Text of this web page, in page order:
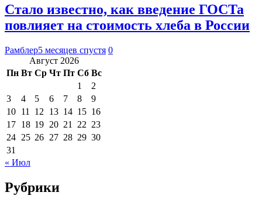
Стало известно, как введение ГОСТа
повлияет на стоимость хлеба в России
Рамблер5 месяцев спустя 0
Август 2026
Пн Вт Ср Чт Пт Сб Вс
1
2
3
4 5 6 7 8
9
10 11 12 13 14 15 16
17 18 19 20 21 22 23
24 25 26 27 28 29 30
31
« Июл
Рубрики